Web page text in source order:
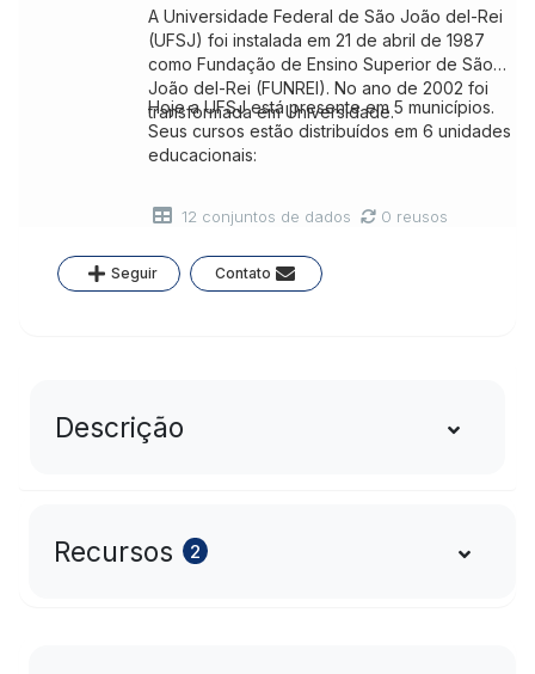
A Universidade Federal de São João del-Rei
(UFSJ) foi instalada em 21 de abril de 1987
como Fundação de Ensino Superior de São
João del-Rei (FUNREI). No ano de 2002 foi
transformada em Universidade.
Hoje a UFSJ está presente em 5 municípios.
Seus cursos estão distribuídos em 6 unidades
educacionais:
12 conjuntos de dados 0 reusos
Seguir Contato
Descrição
Recursos 2